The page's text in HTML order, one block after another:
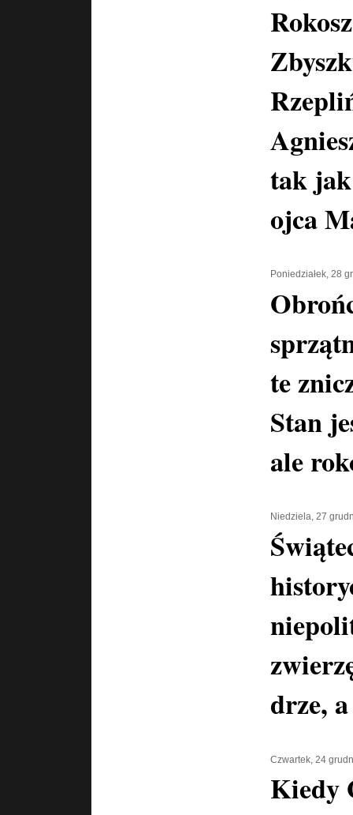
tak
ojca
Poniedziałek, 28
te
Stan
ale
Niedziela, 27
drze,
Czwartek, 24
Kiedy